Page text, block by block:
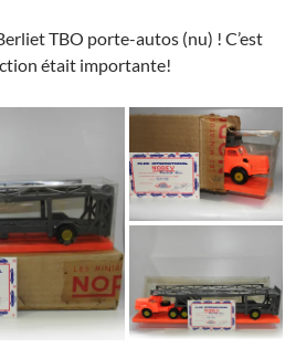
TBO porte-autos (nu) ! C’est
était importante!